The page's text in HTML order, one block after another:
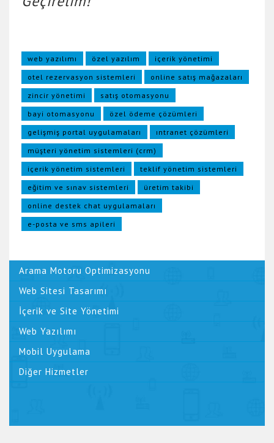
web yazılımı özel yazılım
içerik yönetimi
otel rezervasyon sistemleri
online satış mağazaları
zincir yönetimi
satış otomasyonu
bayi otomasyonu
özel ödeme çözümleri
gelişmiş portal uygulamaları
ıntranet çözümleri
müşteri yönetim sistemleri (crm)
içerik yönetim sistemleri
teklif yönetim sistemleri
eğitim ve sınav sistemleri
üretim takibi
online destek chat uygulamaları
e-posta ve sms apileri
Arama Motoru Optimizasyonu
Web Sitesi Tasarımı
İçerik ve Site Yönetimi
Web Yazılımı
Mobil Uygulama
Diğer Hizmetler